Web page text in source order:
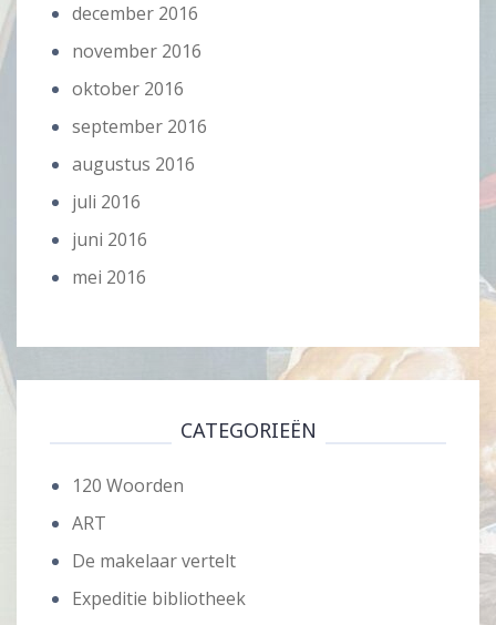
december 2016
november 2016
oktober 2016
september 2016
augustus 2016
juli 2016
juni 2016
mei 2016
CATEGORIEËN
120 Woorden
ART
De makelaar vertelt
Expeditie bibliotheek